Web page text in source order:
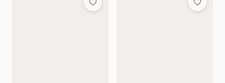
Add to Wish List Add to